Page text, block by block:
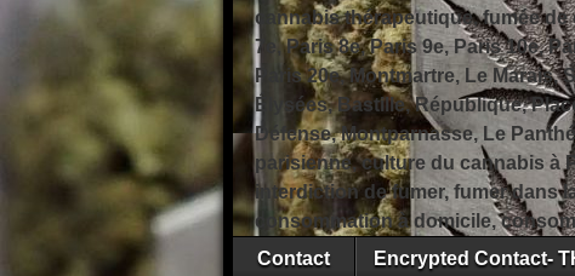
cannabis thérapeutique, fumée de
7e, Paris 8e, Paris 9e, Paris 10e,
Paris 20e, Montmartre, Le Marais,
Élysées, Bastille, République,
Défense, Montparnasse, Le
parisienne, culture du cannabis à
interdiction de fumer, fumer dans
consommation à domicile,
Contact
Encrypted Contact-